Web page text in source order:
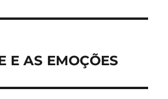
E AS EMOÇÕES